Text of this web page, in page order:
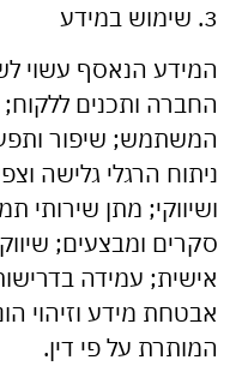
3. שימוש במידע
המידע הנאסף עשוי
החברה ותכנים
המשתמש; שיפור
ניתוח הרגלי גלישה
ושיווקי; מתן שירותי
סקרים ומבצעים;
אישית; עמידה
אבטחת מידע וזיהוי
המותרת על פי דין.